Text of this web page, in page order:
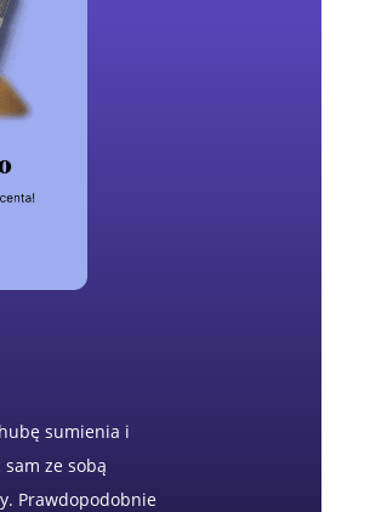
sumienia i
ze sobą
Prawdopodobnie